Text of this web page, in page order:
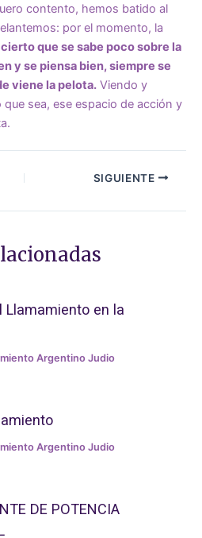
contento, hemos batido al
por el momento, la
cierto que se sabe poco sobre la
y se piensa bien, siempre se
viene la pelota. Viendo y
sea, ese espacio de acción y
SIGUIENTE
Llamamiento en la
Argentino Judio
Argentino Judio
DE POTENCIA